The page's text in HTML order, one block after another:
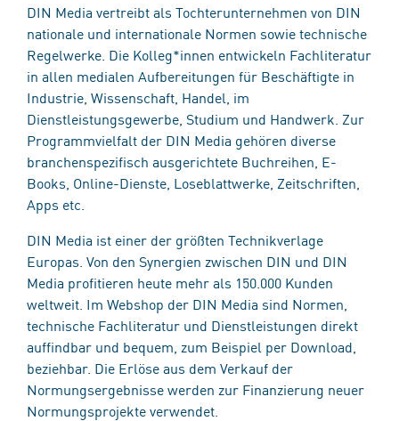
DIN Media vertreibt als Tochterunternehmen von DIN
nationale und internationale Normen sowie technische
Regelwerke. Die Kolleg*innen entwickeln Fachliteratur
in allen medialen Aufbereitungen für Beschäftigte in
Industrie, Wissenschaft, Handel, im
Dienstleistungsgewerbe, Studium und Handwerk. Zur
Programmvielfalt der DIN Media gehören diverse
branchenspezifisch ausgerichtete Buchreihen, E-
Books, Online-Dienste, Loseblattwerke, Zeitschriften,
Apps etc.
DIN Media ist einer der größten Technikverlage
Europas. Von den Synergien zwischen DIN und DIN
Media profitieren heute mehr als 150.000 Kunden
weltweit. Im Webshop der DIN Media sind Normen,
technische Fachliteratur und Dienstleistungen direkt
auffindbar und bequem, zum Beispiel per Download,
beziehbar. Die Erlöse aus dem Verkauf der
Normungsergebnisse werden zur Finanzierung neuer
Normungsprojekte verwendet.